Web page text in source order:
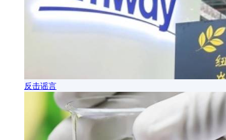
反击谣言